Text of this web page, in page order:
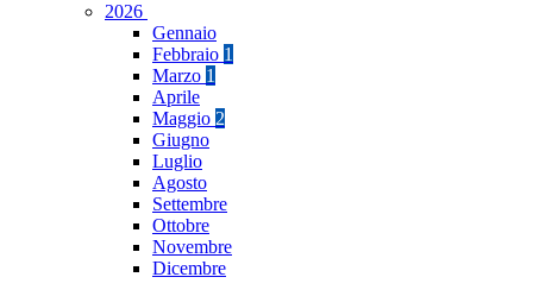
2026
Gennaio
Febbraio 1
Marzo 1
Aprile
Maggio 2
Giugno
Luglio
Agosto
Settembre
Ottobre
Novembre
Dicembre